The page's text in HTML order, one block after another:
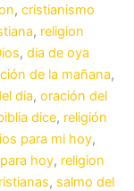
, cristianismo
, religion
, dia de oya
de la mañana,
dia, oración del
dice, religión
para mi hoy,
hoy, religion
, salmo del